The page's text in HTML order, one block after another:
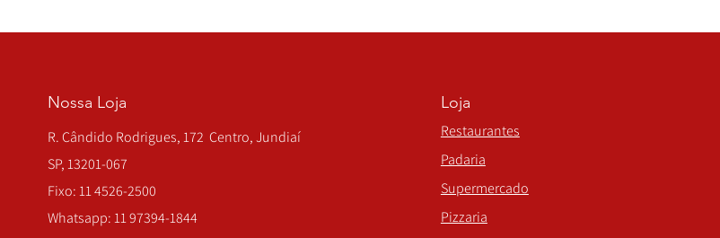
Nossa Loja
R. Cândido Rodrigues, 172 Centro, Jundiaí
SP, 13201-067
Fixo: 11 4526-2500
Whatsapp: 11 97394-1844
Loja
Restaurantes
Padaria
Supermercado
Pizzaria